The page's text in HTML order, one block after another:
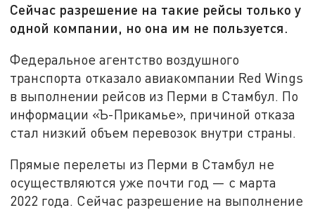
Сейчас разрешение на такие рейсы только у
одной компании, но она им не пользуется.
Федеральное агентство воздушного
транспорта отказало авиакомпании Red Wings
в выполнении рейсов из Перми в Стамбул. По
информации «Ъ-Прикамье», причиной отказа
стал низкий объем перевозок внутри страны.
Прямые перелеты из Перми в Стамбул не
осуществляются уже почти год — с марта
2022 года. Сейчас разрешение на выполнение